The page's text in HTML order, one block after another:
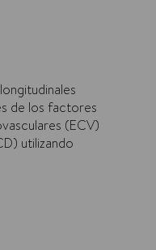
de los factores
(ECV)
utilizando